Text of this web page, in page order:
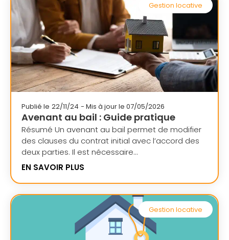
Gestion locative
Publié le 22/11/24 - Mis à jour le 07/05/2026
Avenant au bail : Guide pratique
Résumé Un avenant au bail permet de modifier
des clauses du contrat initial avec l’accord des
deux parties. Il est nécessaire...
EN SAVOIR PLUS
Gestion locative